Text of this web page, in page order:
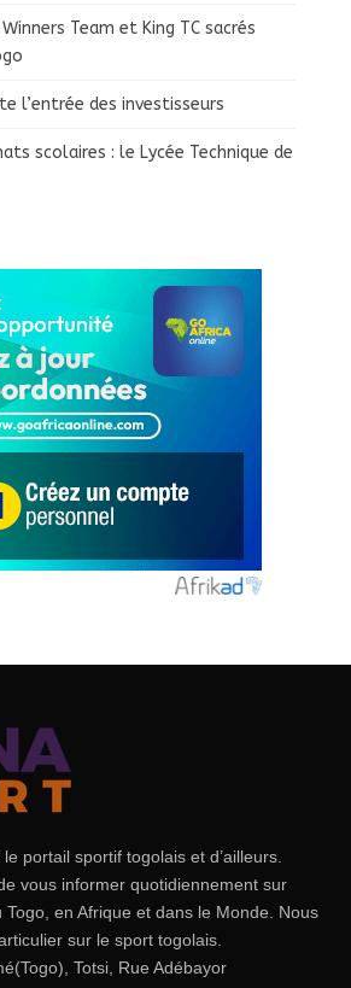
Team et King TC sacrés
l’entrée des investisseurs
scolaires : le Lycée Technique de
le portail sportif togolais et d’ailleurs.
vous informer quotidiennement sur
Togo, en Afrique et dans le Monde. Nous
sur le sport togolais.
Totsi, Rue Adébayor